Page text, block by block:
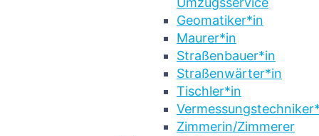
Geomatiker*in
Maurer*in
Straßenbauer*in
Straßenwärter*in
Tischler*in
Zimmerin/Zimmerer